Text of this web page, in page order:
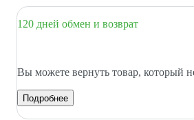
120 дней обмен и возврат
Вы можете вернуть товар, который
Подробнее